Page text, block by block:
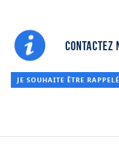
Contactez
JE SOUHAITE ÊTRE RAPPELÉ